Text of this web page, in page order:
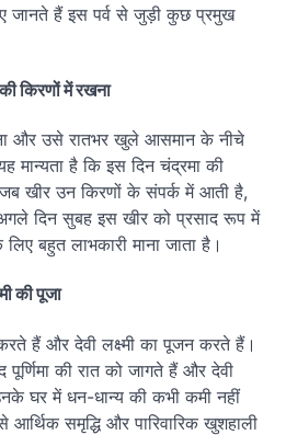
जानते हैं इस पर्व से जुड़ी कुछ प्रमुख
किरणों में रखना
और उसे रातभर खुले आसमान के नीचे
मान्यता है कि इस दिन चंद्रमा की
खीर उन किरणों के संपर्क में आती है,
दिन सुबह इस खीर को प्रसाद रूप में
बहुत लाभकारी माना जाता है।
की पूजा
हैं और देवी लक्ष्मी का पूजन करते हैं।
पूर्णिमा की रात को जागते हैं और देवी
घर में धन-धान्य की कभी कमी नहीं
समृद्धि और पारिवारिक खुशहाली